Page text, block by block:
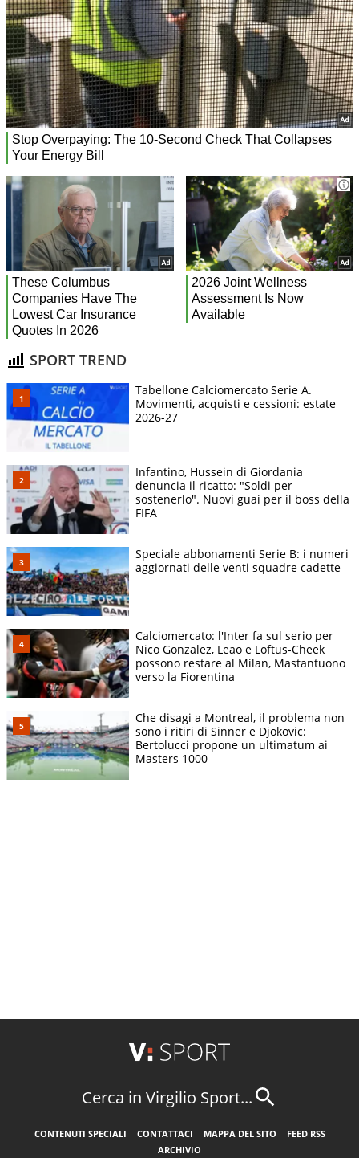
SPORT TREND
Tabellone Calciomercato Serie A.
Movimenti, acquisti e cessioni: estate
2026-27
Infantino, Hussein di Giordania
denuncia il ricatto: "Soldi per
sostenerlo". Nuovi guai per il boss della
FIFA
Speciale abbonamenti Serie B: i numeri
aggiornati delle venti squadre cadette
Calciomercato: l'Inter fa sul serio per
Nico Gonzalez, Leao e Loftus-Cheek
possono restare al Milan, Mastantuono
verso la Fiorentina
Che disagi a Montreal, il problema non
sono i ritiri di Sinner e Djokovic:
Bertolucci propone un ultimatum ai
Masters 1000
Cerca in Virgilio Sport...
CONTENUTI SPECIALI CONTATTACI MAPPA DEL SITO
FEED RSS
ARCHIVIO